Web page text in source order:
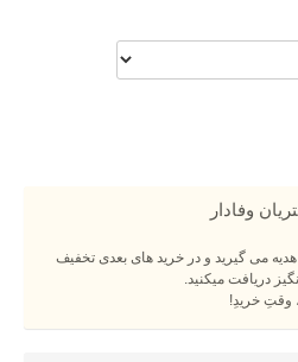
وفادار
می گیرید و در خرید های بعدی تخفیف
دریافت میکنید.
، وقتِ خریدِ!